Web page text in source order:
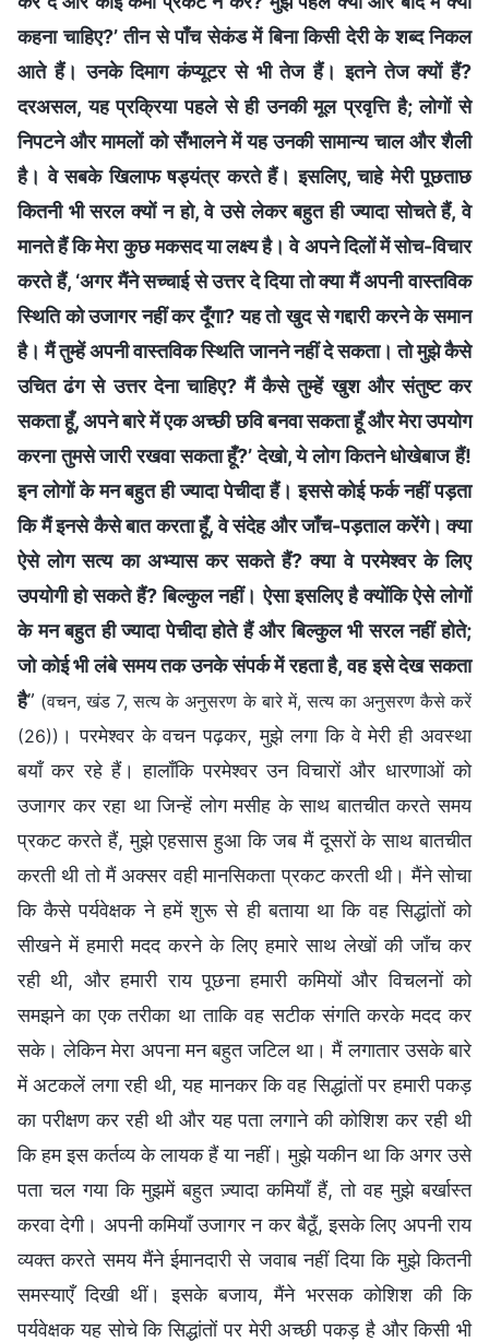
कहना चाहिए?’ तीन से पाँच सेकंड में बिना किसी देरी के शब्द निकल
आते हैं। उनके दिमाग कंप्यूटर से भी तेज हैं। इतने तेज क्यों हैं?
दरअसल, यह प्रक्रिया पहले से ही उनकी मूल प्रवृत्ति है; लोगों से
निपटने और मामलों को सँभालने में यह उनकी सामान्य चाल और शैली
है। वे सबके खिलाफ षड्यंत्र करते हैं। इसलिए, चाहे मेरी पूछताछ
कितनी भी सरल क्यों न हो, वे उसे लेकर बहुत ही ज्यादा सोचते हैं, वे
मानते हैं कि मेरा कुछ मकसद या लक्ष्य है। वे अपने दिलों में सोच-विचार
करते हैं, ‘अगर मैंने सच्चाई से उत्तर दे दिया तो क्या मैं अपनी वास्तविक
स्थिति को उजागर नहीं कर दूँगा? यह तो खुद से गद्दारी करने के समान
है। मैं तुम्हें अपनी वास्तविक स्थिति जानने नहीं दे सकता। तो मुझे कैसे
उचित ढंग से उत्तर देना चाहिए? मैं कैसे तुम्हें खुश और संतुष्ट कर
सकता हूँ, अपने बारे में एक अच्छी छवि बनवा सकता हूँ और मेरा उपयोग
करना तुमसे जारी रखवा सकता हूँ?’ देखो, ये लोग कितने धोखेबाज हैं!
इन लोगों के मन बहुत ही ज्यादा पेचीदा हैं। इससे कोई फर्क नहीं पड़ता
कि मैं इनसे कैसे बात करता हूँ, वे संदेह और जाँच-पड़ताल करेंगे। क्या
ऐसे लोग सत्य का अभ्यास कर सकते हैं? क्या वे परमेश्वर के लिए
उपयोगी हो सकते हैं? बिल्कुल नहीं। ऐसा इसलिए है क्योंकि ऐसे लोगों
के मन बहुत ही ज्यादा पेचीदा होते हैं और बिल्कुल भी सरल नहीं होते;
जो कोई भी लंबे समय तक उनके संपर्क में रहता है, वह इसे देख सकता
है” (वचन, खंड 7, सत्य के अनुसरण के बारे में, सत्य का अनुसरण कैसे करें
(26)) । परमेश्वर के वचन पढ़कर, मुझे लगा कि वे मेरी ही अवस्था
बयाँ कर रहे हैं। हालाँकि परमेश्वर उन विचारों और धारणाओं को
उजागर कर रहा था जिन्हें लोग मसीह के साथ बातचीत करते समय
प्रकट करते हैं, मुझे एहसास हुआ कि जब मैं दूसरों के साथ बातचीत
करती थी तो मैं अक्सर वही मानसिकता प्रकट करती थी। मैंने सोचा
कि कैसे पर्यवेक्षक ने हमें शुरू से ही बताया था कि वह सिद्धांतों को
सीखने में हमारी मदद करने के लिए हमारे साथ लेखों की जाँच कर
रही थी, और हमारी राय पूछना हमारी कमियों और विचलनों को
समझने का एक तरीका था ताकि वह सटीक संगति करके मदद कर
सके। लेकिन मेरा अपना मन बहुत जटिल था। मैं लगातार उसके बारे
में अटकलें लगा रही थी, यह मानकर कि वह सिद्धांतों पर हमारी पकड़
का परीक्षण कर रही थी और यह पता लगाने की कोशिश कर रही थी
कि हम इस कर्तव्य के लायक हैं या नहीं। मुझे यकीन था कि अगर उसे
पता चल गया कि मुझमें बहुत ज़्यादा कमियाँ हैं, तो वह मुझे बर्खास्त
करवा देगी। अपनी कमियाँ उजागर न कर बैठूँ, इसके लिए अपनी राय
व्यक्त करते समय मैंने ईमानदारी से जवाब नहीं दिया कि मुझे कितनी
समस्याएँ दिखी थीं। इसके बजाय, मैंने भरसक कोशिश की कि
पर्यवेक्षक यह सोचे कि सिद्धांतों पर मेरी अच्छी पकड़ है और किसी भी